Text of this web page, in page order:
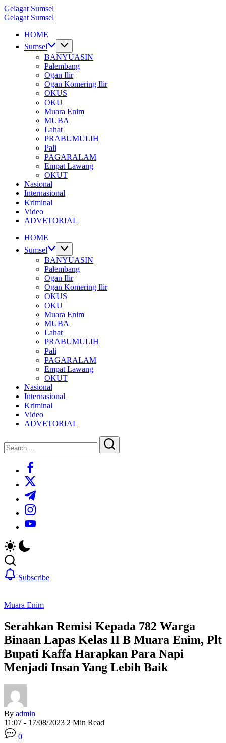
Skip
to
Gelagat Sumsel
Media
Gelagat Sumsel
Cyber
HOME
Sumsel
BANYUASIN
Palembang
Ogan Ilir
Ogan Komering Ilir
OKUS
OKU
Muara Enim
MUBA
Lahat
PRABUMULIH
Pali
PAGARALAM
Empat Lawang
OKUT
Nasional
Internasional
Kriminal
Video
ADVETORIAL
HOME
Sumsel
BANYUASIN
Palembang
Ogan Ilir
Ogan Komering Ilir
OKUS
OKU
Muara Enim
MUBA
Lahat
PRABUMULIH
Pali
PAGARALAM
Empat Lawang
OKUT
Nasional
Internasional
Kriminal
Video
ADVETORIAL
Search
Search
https://www.facebook.com/
https://twitter.com/
https://t.me/
https://www.instagram.com/
https://youtube.com/
Subscribe
Muara Enim
Serahkan Remisi Kepada 782 Warga
Binaan Lapas Kelas II B Muara Enim, Plt
Bupati Kaffa Harapkan Para Napi
Menjadi Insan Yang Lebih Baik
By admin
11:07 - 17/08/2023 2 Min Read
0